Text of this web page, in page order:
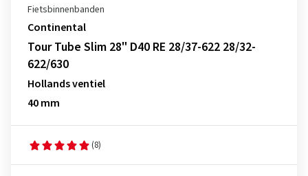
Fietsbinnenbanden
Continental
Tour Tube Slim 28" D40 RE 28/37-622 28/32-
622/630
Hollands ventiel
40 mm
(8)